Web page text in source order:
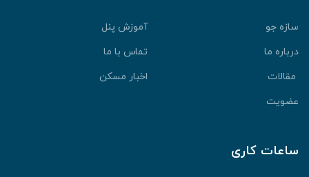
جو
آموزش پنل
ما
تماس با ما
اخبار مسکن
کاری